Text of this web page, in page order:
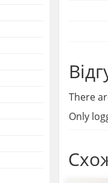
There
Only